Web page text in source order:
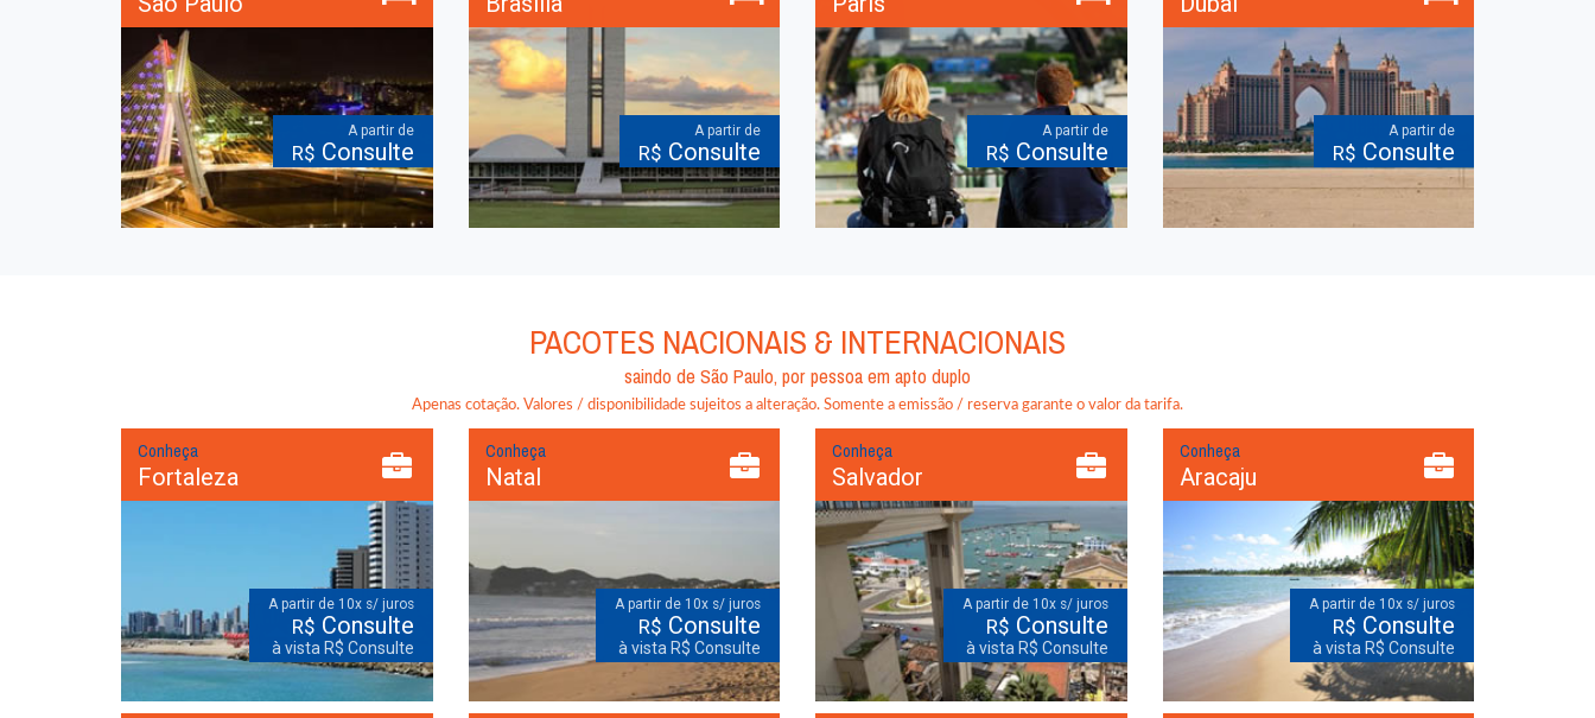
A partir de
R$ Consulte
A partir de
R$ Consulte
A partir de
R$ Consulte
A partir de
R$ Consulte
PACOTES NACIONAIS & INTERNACIONAIS
saindo deSão Paulo,por pessoa em apto duplo
Apenas cotação. Valores / disponibilidade sujeitos a alteração. Somente a emissão / reserva garante o valor da tarifa.
Conheça
Fortaleza
A partir de 10x s/ juros
R$ Consulte
à vista R$ Consulte
Conheça
Natal
A partir de 10x s/ juros
R$ Consulte
à vista R$ Consulte
Conheça
Salvador
A partir de 10x s/ juros
R$ Consulte
à vista R$ Consulte
Conheça
Aracaju
A partir de 10x s/ juros
R$ Consulte
à vista R$ Consulte